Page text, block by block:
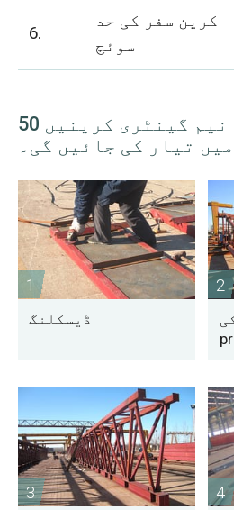
6.
کرین سفر کی حد
سوئچ
ایک معیاری نیم گینٹری کرینیں 50
تیار کی جائیں گی۔
1
ڈیسکلنگ
2
3 4